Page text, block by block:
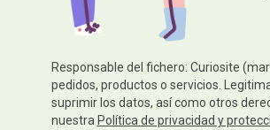
Responsable del fichero: Curiosite
pedidos, productos o servicios.
suprimir los datos, así como otros
nuestra Política de privacidad y